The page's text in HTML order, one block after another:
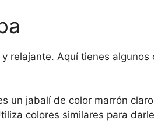
relajante. Aquí tienes algunos
un jabalí de color marrón
colores similares para